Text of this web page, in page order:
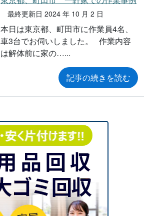
最終更新日 2024 年 10 月 2 日
本日は東京都、町田市に作業員4名、
車3台でお伺いしました。 作業内容
は解体前に家の…
記事の続きを読む